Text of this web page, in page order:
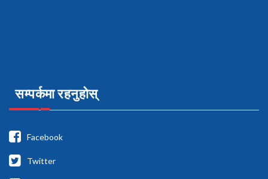
सम्पर्कमा रहनुहोस्
Facebook
Twitter